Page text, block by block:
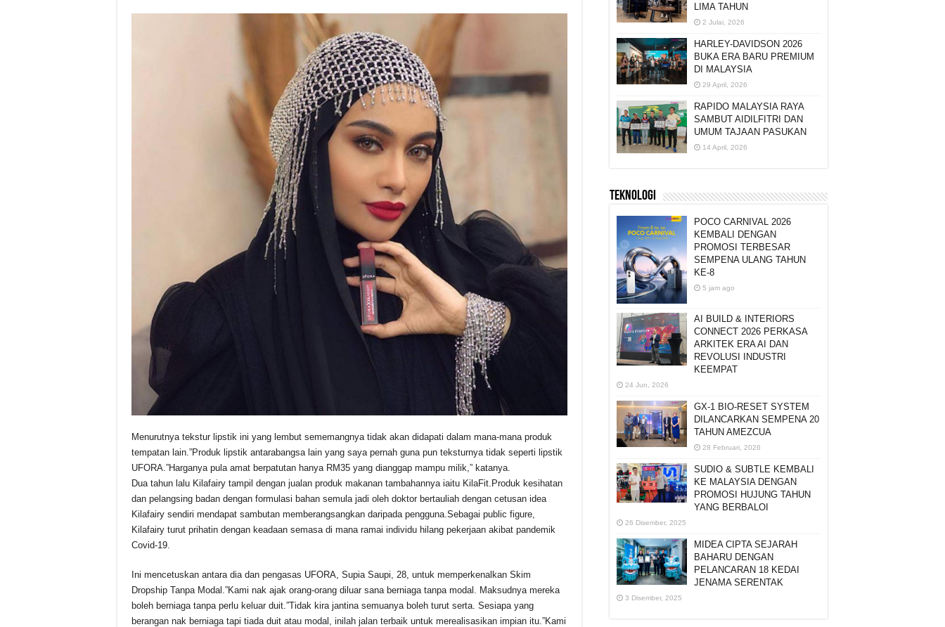
Menurutnya tekstur lipstik ini yang lembut sememangnya tidak akan didapati dalam mana-mana produk
tempatan lain.”Produk lipstik antarabangsa lain yang saya pernah guna pun teksturnya tidak seperti lipstik
UFORA.”Harganya pula amat berpatutan hanya RM35 yang dianggap mampu milik,” katanya.
Dua tahun lalu Kilafairy tampil dengan jualan produk makanan tambahannya iaitu KilaFit.Produk kesihatan
dan pelangsing badan dengan formulasi bahan semula jadi oleh doktor bertauliah dengan cetusan idea
Kilafairy sendiri mendapat sambutan memberangsangkan daripada pengguna.Sebagai public figure,
Kilafairy turut prihatin dengan keadaan semasa di mana ramai individu hilang pekerjaan akibat pandemik
Covid-19.
Ini mencetuskan antara dia dan pengasas UFORA, Supia Saupi, 28, untuk memperkenalkan Skim
Dropship Tanpa Modal.”Kami nak ajak orang-orang diluar sana berniaga tanpa modal. Maksudnya mereka
boleh berniaga tanpa perlu keluar duit.”Tidak kira jantina semuanya boleh turut serta. Sesiapa yang
berangan nak berniaga tapi tiada duit atau modal, inilah jalan terbaik untuk merealisasikan impian itu.”Kami
LIMA TAHUN
2 Julai, 2026
HARLEY-DAVIDSON 2026
BUKA ERA BARU PREMIUM
DI MALAYSIA
29 April, 2026
RAPIDO MALAYSIA RAYA
SAMBUT AIDILFITRI DAN
UMUM TAJAAN PASUKAN
14 April, 2026
TEKNOLOGI
POCO CARNIVAL 2026
KEMBALI DENGAN
PROMOSI TERBESAR
SEMPENA ULANG TAHUN
KE-8
5 jam ago
AI BUILD & INTERIORS
CONNECT 2026 PERKASA
ARKITEK ERA AI DAN
REVOLUSI INDUSTRI
KEEMPAT
24 Jun, 2026
GX-1 BIO-RESET SYSTEM
DILANCARKAN SEMPENA 20
TAHUN AMEZCUA
28 Februari, 2026
SUDIO & SUBTLE KEMBALI
KE MALAYSIA DENGAN
PROMOSI HUJUNG TAHUN
YANG BERBALOI
26 Disember, 2025
MIDEA CIPTA SEJARAH
BAHARU DENGAN
PELANCARAN 18 KEDAI
JENAMA SERENTAK
3 Disember, 2025